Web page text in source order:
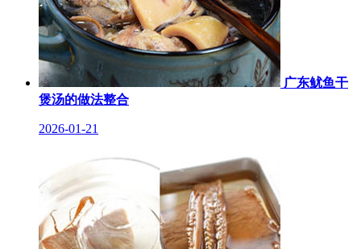
广东鱿鱼干
煲汤的做法整合
2026-01-21